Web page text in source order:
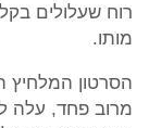
רוח שעלולים
מותו.
הסרטון המלחיץ
מרוב פחד, עלה